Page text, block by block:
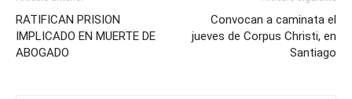
RATIFICAN PRISION
IMPLICADO EN MUERTE DE
ABOGADO
Convocan a caminata el
jueves de Corpus Christi, en
Santiago